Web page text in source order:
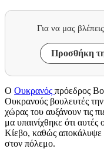
Για να μας
Προσθήκη
Ο Ουκρανός πρόεδρος
Ουκρανούς βουλευτές την
χώρας του αυξάνουν τις
μα υπαινίχθηκε ότι αυτές
Κίεβο, καθώς αποκάλυψε
στον πόλεμο.